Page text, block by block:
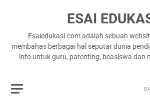
ESAI
Esaiedukasi.com adalah sebuah
membahas berbagai hal seputar dunia
info untuk guru, parenting, beasiswa dan